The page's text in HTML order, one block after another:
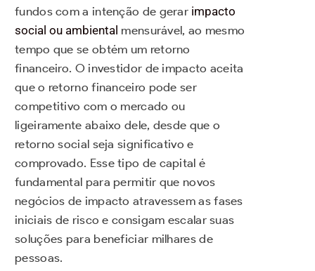
fundos com a intenção de gerar impacto
social ou ambiental mensurável, ao mesmo
tempo que se obtém um retorno
financeiro. O investidor de impacto aceita
que o retorno financeiro pode ser
competitivo com o mercado ou
ligeiramente abaixo dele, desde que o
retorno social seja significativo e
comprovado. Esse tipo de capital é
fundamental para permitir que novos
negócios de impacto atravessem as fases
iniciais de risco e consigam escalar suas
soluções para beneficiar milhares de
pessoas.